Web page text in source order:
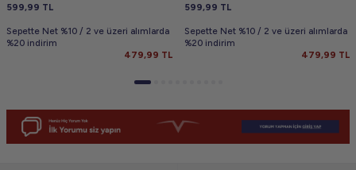
599,99 TL
Sepette Net %10 / 2 ve üzeri alımlarda
%20 indirim
479,99 TL
599,99 TL
Sepette Net %10 / 2 ve üzeri alımlarda
%20 indirim
479,99 TL